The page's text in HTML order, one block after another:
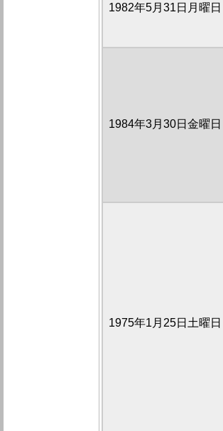
1982年5月31日月曜日
1984年3月30日金曜日
1975年1月25日土曜日